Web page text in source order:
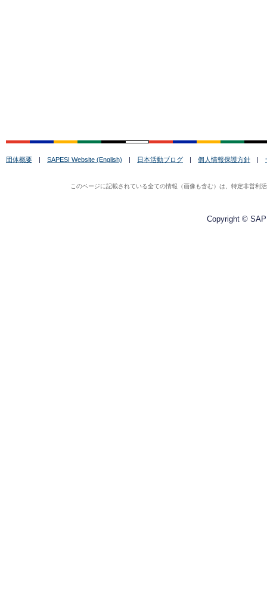
団体概要 | SAPESI Website (English) | 日本活動ブログ | 個人情報保護方針 |
このページに記載されている全ての情報（画像も含む）は、特定非営
Copyright ©